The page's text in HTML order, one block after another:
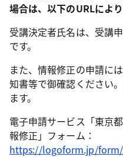
場合は、以下のURLによ
受講決定者氏名は、受講
です。
また、情報修正の申請に
知書等で御確認ください
ます。
電子申請サービス「東京
報修正」フォーム：
https://logoform.jp/